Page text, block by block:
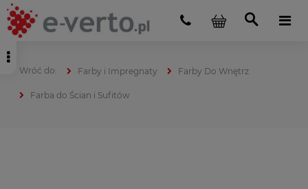
Farby i Impregnaty Farby Do Wnętrz
Farba do Ścian i Sufitów